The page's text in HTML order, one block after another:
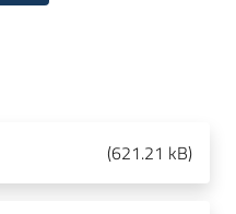
(621.21 kB)